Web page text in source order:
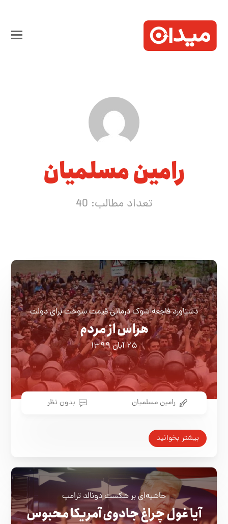
رامین مسلمیان
تعداد مطالب: 40
دستاورد فاجعه شوک درمانی قیمت سوخت برای دولت
هراس از مردم
۲۵ آبان ۱۳۹۹
رامین مسلمیان بدون نظر
بیشتر بخوانید
حاشیه‌ای بر شکست دونالد ترامپ
آیا غول چراغ جادوی آمریکا محبوس